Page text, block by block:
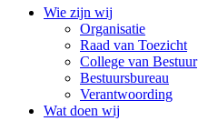
Wie zijn wij
Organisatie
Raad van Toezicht
College van Bestuur
Bestuursbureau
Verantwoording
Wat doen wij